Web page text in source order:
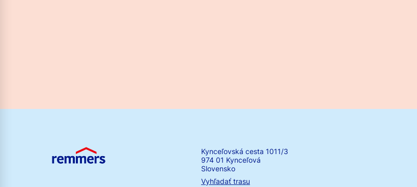
Kynceľovská cesta 1011/3
974 01 Kynceľová
Slovensko
Vyhľadať trasu